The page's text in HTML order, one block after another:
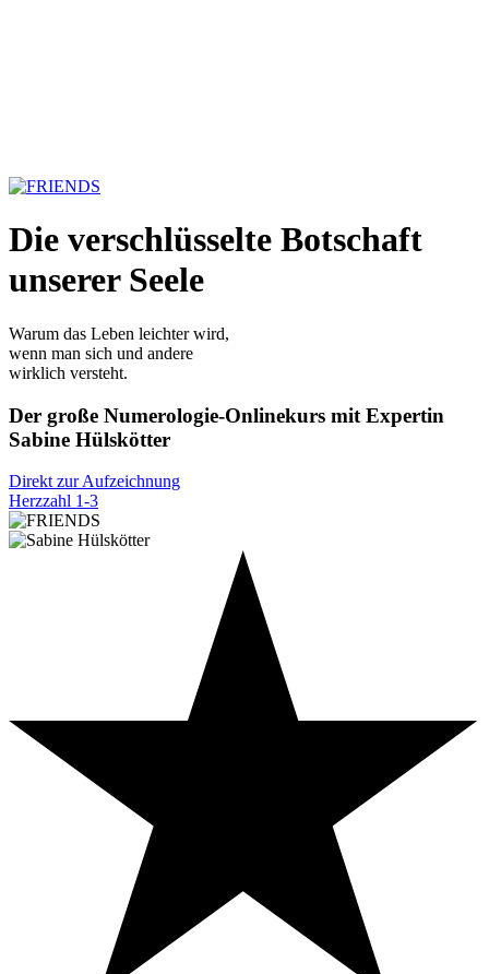
Die verschlüsselte Botschaft
unserer Seele
Warum das Leben leichter wird,
wenn man sich und andere
wirklich versteht.
Der große Numerologie-Onlinekurs mit Expertin
Sabine Hülskötter
Direkt zur Aufzeichnung
Herzzahl 1-3